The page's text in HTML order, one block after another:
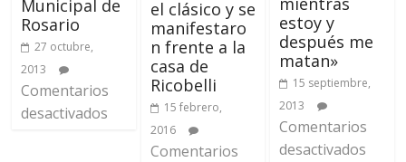
Municipal de
Rosario
27 octubre,
2013
Comentarios
desactivados
el clásico y se
manifestaro
n frente a la
casa de
Ricobelli
15 febrero,
2016
Comentarios
estoy y
después me
matan»
15 septiembre,
2013
Comentarios
desactivados